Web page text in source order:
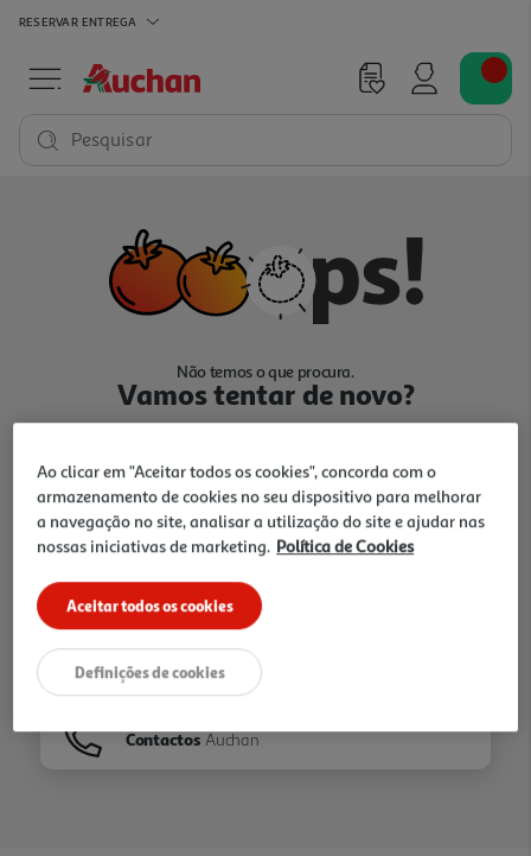
RESERVAR ENTREGA
Pesquisar
Não temos o que procura.
Vamos tentar de novo?
Ir para Homepage
Folhetos
Contactos Auchan
Ao clicar em "Aceitar todos os cookies", concorda com o
armazenamento de cookies no seu dispositivo para melhorar
a navegação no site, analisar a utilização do site e ajudar nas
nossas iniciativas de marketing. Política de Cookies
Aceitar todos os cookies
Definições de cookies